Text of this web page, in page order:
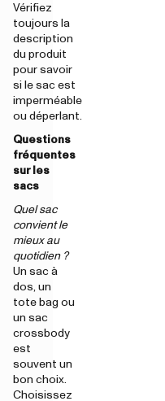
Vérifiez
toujours la
description
du produit
pour savoir
si le sac est
imperméable
ou déperlant.
Questions
fréquentes
sur les
sacs
Quel sac
convient le
mieux au
quotidien ?
Un sac à
dos, un
tote bag ou
un sac
crossbody
est
souvent un
bon choix.
Choisissez